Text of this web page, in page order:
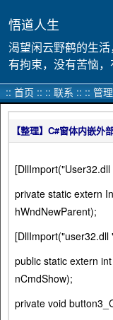
悟道人生
渴望闲云野鹤的生
有拘束，没有苦恼
:: 首页 :: :: 联系 :: :: 管理
【整理】C#窗体内嵌
private static extern
hWndNewParent);
[DllImport("user32.dll
public static extern
nCmdShow);
private void